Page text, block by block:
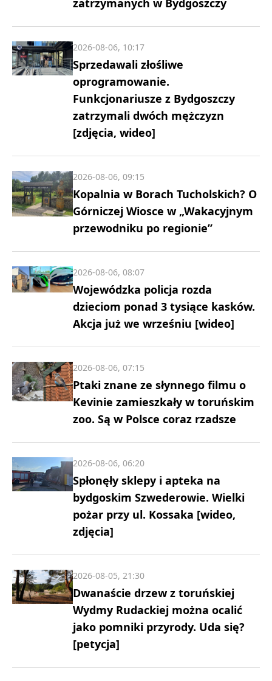
zatrzymanych w Bydgoszczy
Sprzedawali złośliwe
oprogramowanie.
Funkcjonariusze z Bydgoszczy
zatrzymali dwóch mężczyzn
[zdjęcia, wideo]
2026-08-06, 10:17
Kopalnia w Borach Tucholskich? O
Górniczej Wiosce w „Wakacyjnym
przewodniku po regionie”
2026-08-06, 09:15
Wojewódzka policja rozda
dzieciom ponad 3 tysiące kasków.
Akcja już we wrześniu [wideo]
2026-08-06, 08:07
Ptaki znane ze słynnego filmu o
Kevinie zamieszkały w toruńskim
zoo. Są w Polsce coraz rzadsze
2026-08-06, 07:15
Spłonęły sklepy i apteka na
bydgoskim Szwederowie. Wielki
pożar przy ul. Kossaka [wideo,
zdjęcia]
2026-08-06, 06:20
Dwanaście drzew z toruńskiej
Wydmy Rudackiej można ocalić
jako pomniki przyrody. Uda się?
[petycja]
2026-08-05, 21:30